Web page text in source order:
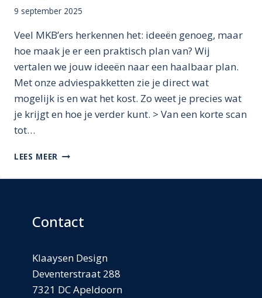
9 september 2025
Veel MKB’ers herkennen het: ideeën genoeg, maar
hoe maak je er een praktisch plan van? Wij
vertalen we jouw ideeën naar een haalbaar plan.
Met onze adviespakketten zie je direct wat
mogelijk is en wat het kost. Zo weet je precies wat
je krijgt en hoe je verder kunt. > Van een korte scan
tot…
LEES MEER TE
RUIMTE
JE
IDEEËN?
Contact
Klaaysen Design
Deventerstraat 288
7321 DC Apeldoorn